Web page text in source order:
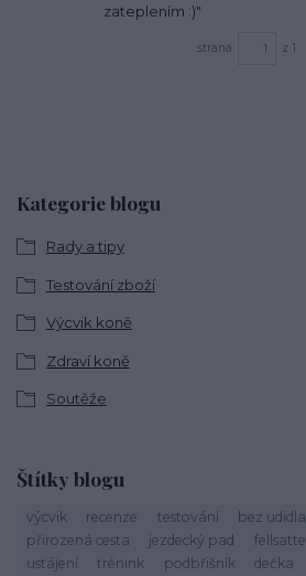
Kategorie blogu
Rady a tipy
Testování zboží
Výcvik koně
Zdraví koně
Soutěže
Štítky blogu
výcvik recenze testování bez udidla
přirozená cesta
jezdecký pad fellsattel
ustájení
trénink podbřišník dečka
zateplením :)"
strana z 1